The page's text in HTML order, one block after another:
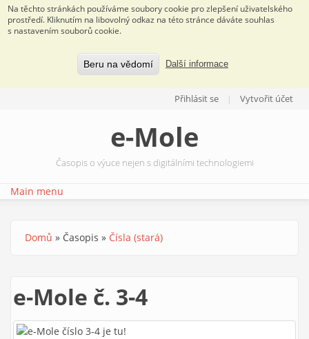
Na těchto stránkách používáme soubory cookie pro zlepšení uživatelského
prostředí. Kliknutím na libovolný odkaz na této stránce dáváte souhlas
s nastavením souborů cookie.
Beru na vědomí Další informace
Přihlásit se Vytvořit účet
e-Mole
Časopis o výuce nejen s digitálními technologiemi
Main menu
Jste zde
Domů » Časopis » Čísla (stará)
e-Mole č. 3-4